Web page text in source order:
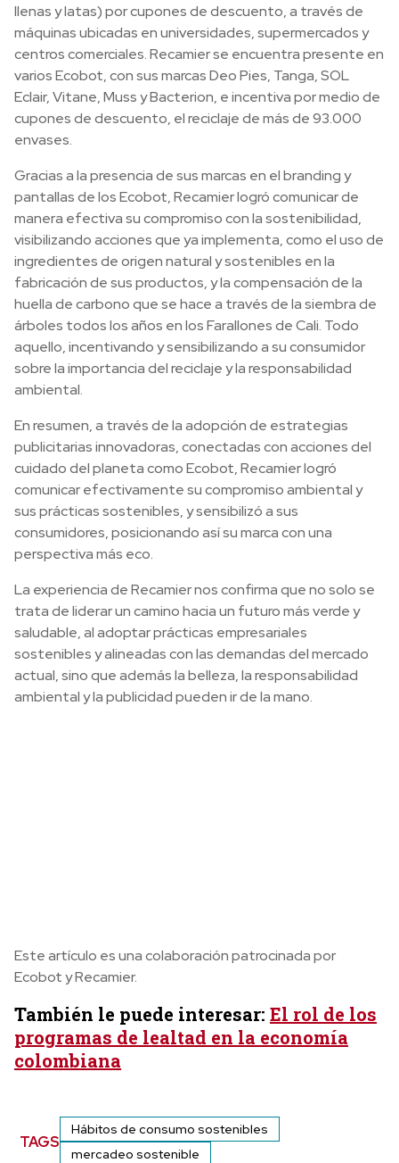
llenas y latas) por cupones de descuento, a través de
máquinas ubicadas en universidades, supermercados y
centros comerciales. Recamier se encuentra presente en
varios Ecobot, con sus marcas Deo Pies, Tanga, SOL
Eclair, Vitane, Muss y Bacterion, e incentiva por medio de
cupones de descuento, el reciclaje de más de 93.000
envases.
Gracias a la presencia de sus marcas en el branding y
pantallas de los Ecobot, Recamier logró comunicar de
manera efectiva su compromiso con la sostenibilidad,
visibilizando acciones que ya implementa, como el uso de
ingredientes de origen natural y sostenibles en la
fabricación de sus productos, y la compensación de la
huella de carbono que se hace a través de la siembra de
árboles todos los años en los Farallones de Cali. Todo
aquello, incentivando y sensibilizando a su consumidor
sobre la importancia del reciclaje y la responsabilidad
ambiental.
En resumen, a través de la adopción de estrategias
publicitarias innovadoras, conectadas con acciones del
cuidado del planeta como Ecobot, Recamier logró
comunicar efectivamente su compromiso ambiental y
sus prácticas sostenibles, y sensibilizó a sus
consumidores, posicionando así su marca con una
perspectiva más eco.
La experiencia de Recamier nos confirma que no solo se
trata de liderar un camino hacia un futuro más verde y
saludable, al adoptar prácticas empresariales
sostenibles y alineadas con las demandas del mercado
actual, sino que además la belleza, la responsabilidad
ambiental y la publicidad pueden ir de la mano.
Este artículo es una colaboración patrocinada por
Ecobot y Recamier.
También le puede interesar: El rol de los
programas de lealtad en la economía
colombiana
TAGS
Hábitos de consumo sostenibles
mercadeo sostenible